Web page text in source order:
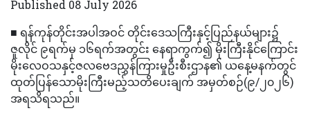
Published 08 July 2026
■ ရန်ကုန်တိုင်းအပါအဝင် တိုင်းဒေသကြီးနှင့်ပြည်နယ်များ၌
ဇူလိုင် ၉ရက်မှ ၁၆ရက်အတွင်း နေရာကွက်၍ မိုးကြီးနိုင်ကြောင်း
မိုးလေဝသနှင့်ဇလဗေဒညွှန်ကြားမှုဦးစီးဌာန၏ ယနေ့မနက်တွင်
ထုတ်ပြန်သောမိုးကြီးမည့်သတိပေးချက် အမှတ်စဉ်(၉/၂၀၂၆)
အရသိရသည်။